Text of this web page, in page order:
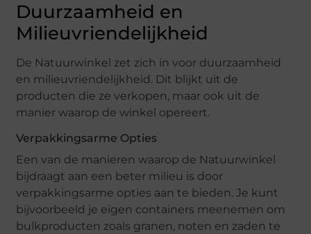
Duurzaamheid en
Milieuvriendelijkheid
De Natuurwinkel zet zich in voor duurzaamheid
en milieuvriendelijkheid. Dit blijkt uit de
producten die ze verkopen, maar ook uit de
manier waarop de winkel opereert.
Verpakkingsarme Opties
Een van de manieren waarop de Natuurwinkel
bijdraagt aan een beter milieu is door
verpakkingsarme opties aan te bieden. Je kunt
bijvoorbeeld je eigen containers meenemen om
bulkproducten zoals granen, noten en zaden te